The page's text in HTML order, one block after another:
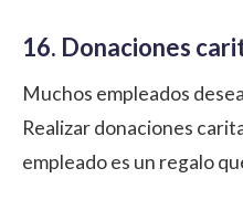
16. Donaciones
Muchos empleados
Realizar donaciones
empleado es un regalo